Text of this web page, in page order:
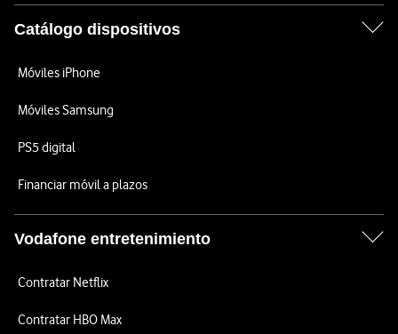
Catálogo dispositivos
Móviles iPhone
Móviles Samsung
PS5 digital
Financiar móvil a plazos
Vodafone entretenimiento
Contratar Netflix
Contratar HBO Max